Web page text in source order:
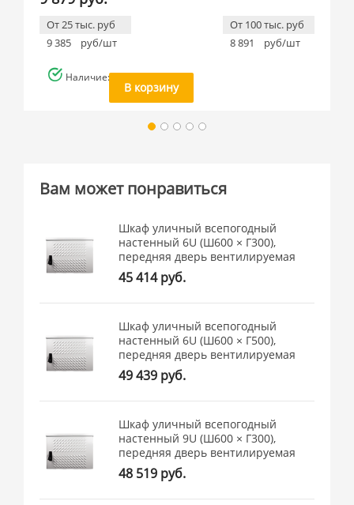
От 25 тыс. руб
9 385
руб/шт
От 100 тыс. руб
8 891
руб/шт
Наличие: много
В корзину
Вам может понравиться
Шкаф уличный всепогодный
настенный 6U (Ш600 × Г300),
передняя дверь вентилируемая
45 414 руб.
Шкаф уличный всепогодный
настенный 6U (Ш600 × Г500),
передняя дверь вентилируемая
49 439 руб.
Шкаф уличный всепогодный
настенный 9U (Ш600 × Г300),
передняя дверь вентилируемая
48 519 руб.